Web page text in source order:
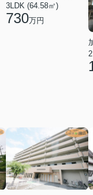
3LDK (64.58㎡)
730万円